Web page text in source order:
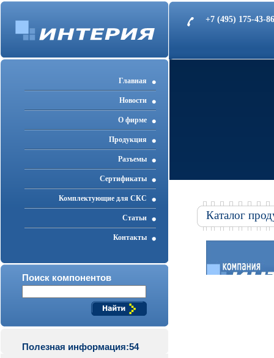
+7 (495) 175-43-
Главная
Новости
О фирме
Продукция
Разъемы
Cертификаты
Комплектующие для СКС
Статьи
Контакты
Поиск компонентов
Полезная информация:54
Каталог